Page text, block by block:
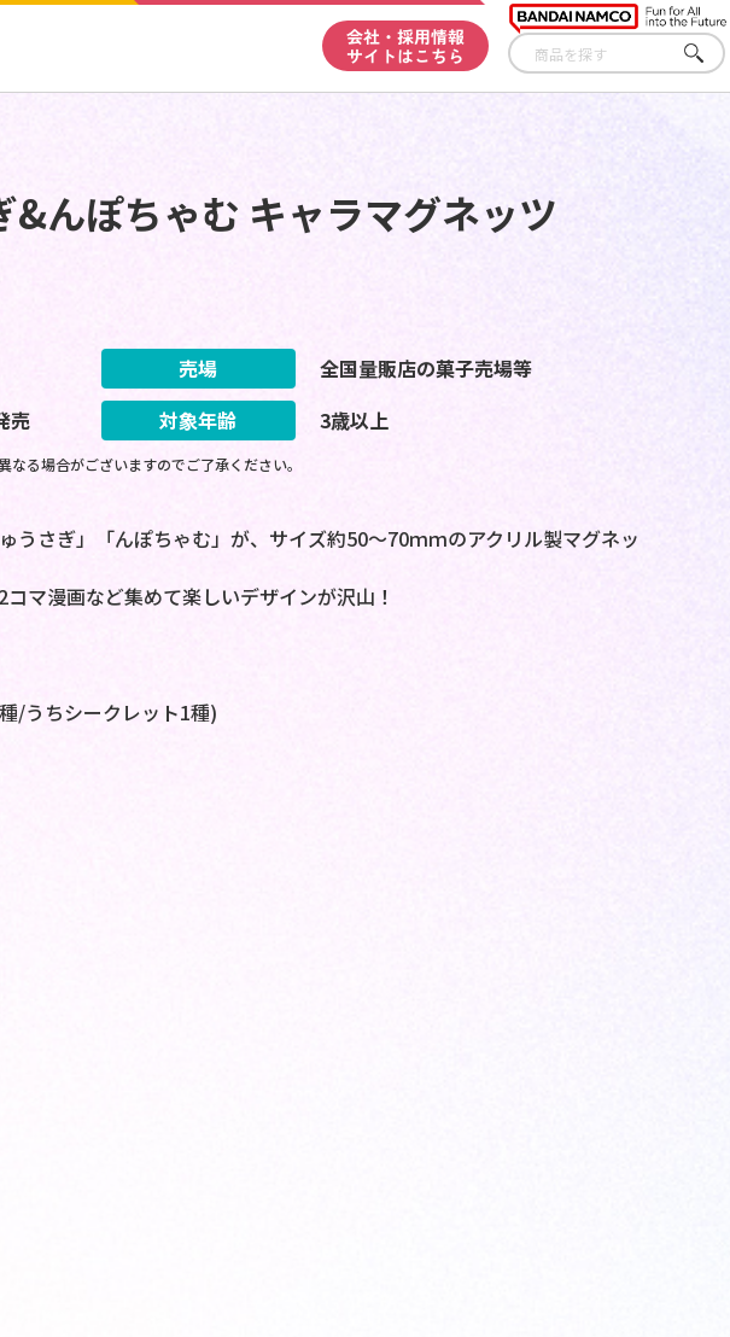
会社・採用情報
サイトはこちら
さが
す
&んぽちゃむ キャラマグネッツ
売場
全国量販店の菓子売場等
売 対象年齢 3歳以上
る場合がございますのでご了承ください。
うさぎ」「んぽちゃむ」が、サイズ約50～70ｍｍのアクリル製マグネッ
マ漫画など集めて楽しいデザインが沢山！
/うちシークレット1種)